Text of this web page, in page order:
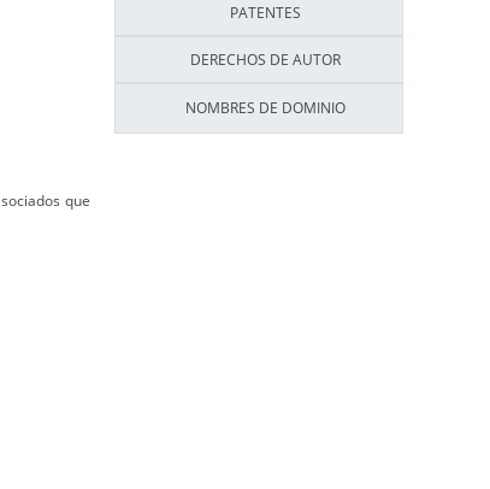
que
PATENTES
DERECHOS DE AUTOR
NOMBRES DE DOMINIO